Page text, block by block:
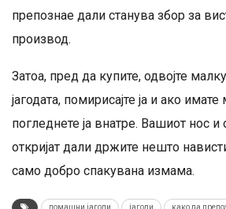
препознае дали станува збор за
производ.
Затоа, пред да купите, одвојте
јагодата, помирисајте ја и ако
погледнете ја внатре. Вашиот нос и
откријат дали држите нешто
само добро спакувана измама.
домашни јагоди јагоди како да